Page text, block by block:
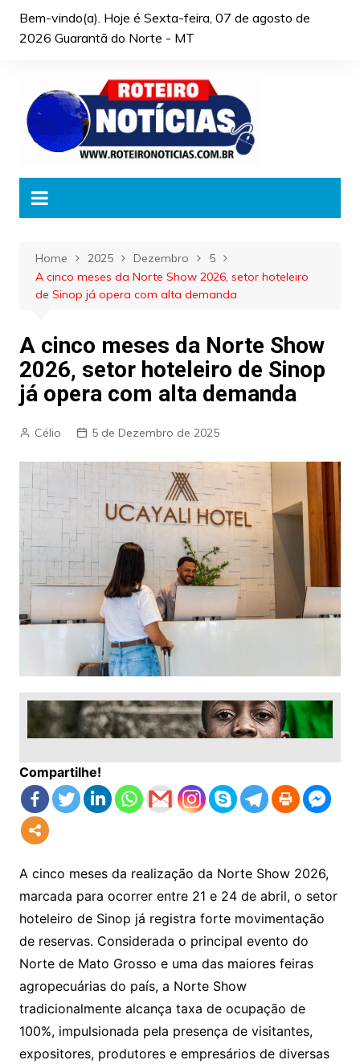
Bem-vindo(a). Hoje é Sexta-feira, 07 de agosto de
2026 Guarantã do Norte - MT
Home 2025 Dezembro
5
A cinco meses da Norte Show 2026, setor hoteleiro
de Sinop já opera com alta demanda
A cinco meses da Norte Show
2026, setor hoteleiro de Sinop
já opera com alta demanda
Célio 5 de Dezembro de 2025
Compartilhe!
A cinco meses da realização da Norte Show 2026,
marcada para ocorrer entre 21 e 24 de abril, o setor
hoteleiro de Sinop já registra forte movimentação
de reservas. Considerada o principal evento do
Norte de Mato Grosso e uma das maiores feiras
agropecuárias do país, a Norte Show
tradicionalmente alcança taxa de ocupação de
100%, impulsionada pela presença de visitantes,
expositores, produtores e empresários de diversas